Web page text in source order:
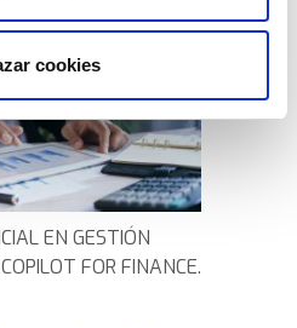
cookies
EN GESTIÓN
FOR FINANCE.